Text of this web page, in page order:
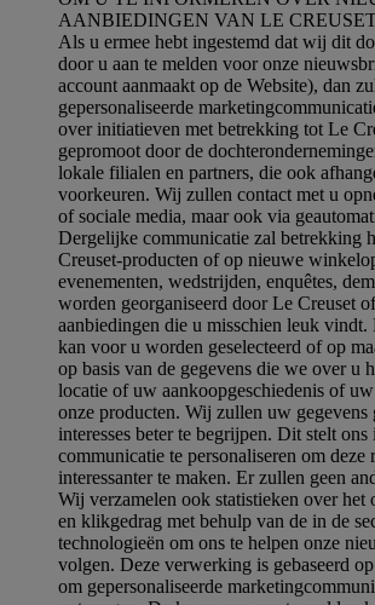
AANBIEDINGEN VAN LE
Als u ermee hebt ingestemd dat wij dit
door u aan te melden voor onze
account aanmaakt op de Website), dan
gepersonaliseerde
over initiatieven met betrekking tot Le
gepromoot door de
lokale filialen en partners, die ook
voorkeuren. Wij zullen contact met u
of sociale media, maar ook via
Dergelijke communicatie zal betrekking
Creuset-producten of op nieuwe
evenementen, wedstrijden, enquêtes,
worden georganiseerd door Le Creuset
aanbiedingen die u misschien leuk vindt.
kan voor u worden geselecteerd of op
op basis van de gegevens die we over u
locatie of uw aankoopgeschiedenis of
onze producten. Wij zullen uw
interesses beter te begrijpen. Dit stelt ons
communicatie te personaliseren om deze
interessanter te maken. Er zullen geen
Wij verzamelen ook statistieken over het
en klikgedrag met behulp van de in de
technologieën om ons te helpen onze
volgen. Deze verwerking is gebaseerd
om gepersonaliseerde